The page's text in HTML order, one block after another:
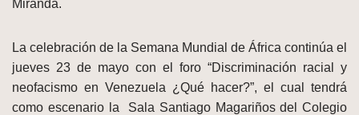
Miranda.
La celebración de la Semana Mundial de África continúa el
jueves 23 de mayo con el foro “Discriminación racial y
neofacismo en Venezuela ¿Qué hacer?”, el cual tendrá
como escenario la Sala Santiago Magariños del Colegio